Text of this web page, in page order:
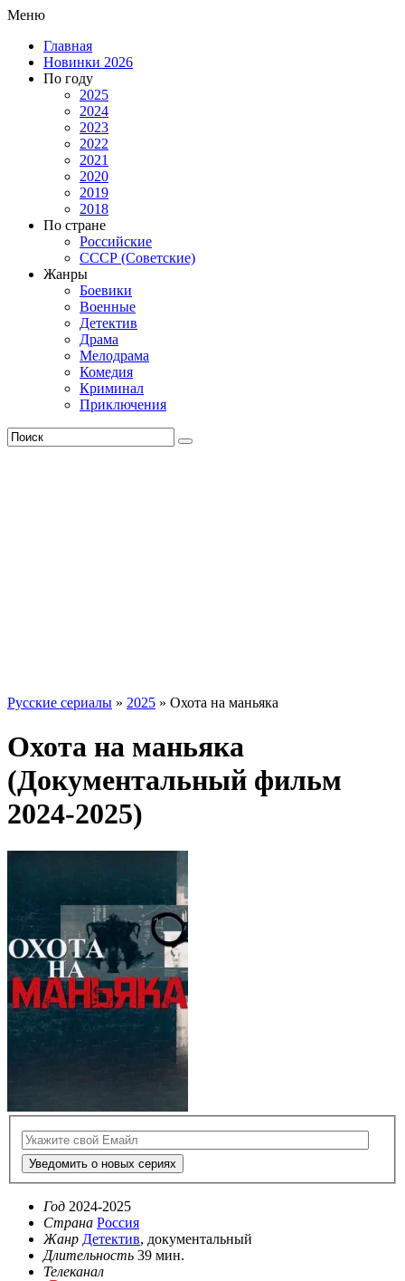
Меню
Главная
Новинки 2026
По году
2025
2024
2023
2022
2021
2020
2019
2018
По стране
Российские
СССР (Советские)
Жанры
Боевики
Военные
Детектив
Драма
Мелодрама
Комедия
Криминал
Приключения
Русские сериалы » 2025 » Охота на маньяка
Охота на маньяка
(Документальный фильм
2024-2025)
Уведомить о новых сериях
Год 2024-2025
Страна Россия
Жанр Детектив, документальный
Длительность 39 мин.
Телеканал